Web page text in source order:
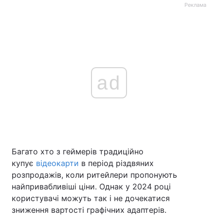
Україна Політика
Економіка Світ
Техно і зв'язок Лайт
Реклама
ad
Багато хто з геймерів традиційно
купує відеокарти в період різдвяних
розпродажів, коли ритейлери пропонують
найпривабливіші ціни. Однак у 2024 році
користувачі можуть так і не дочекатися
зниження вартості графічних адаптерів.